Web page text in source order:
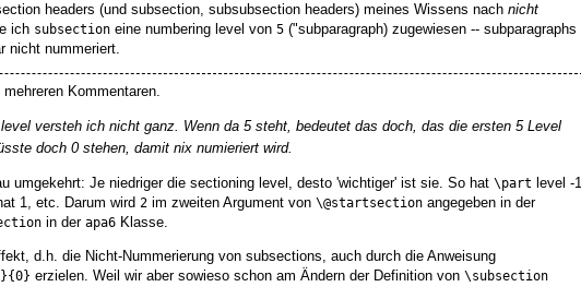
headers (und subsection, subsubsection headers) meines Wissens nach nicht
ich subsection eine numbering level von 5 ("subparagraph) zugewiesen -- subparagraphs
nicht nummeriert.
Kommentaren.
versteh ich nicht ganz. Wenn da 5 steht, bedeutet das doch, das die ersten 5 Level
doch 0 stehen, damit nix numieriert wird.
umgekehrt: Je niedriger die sectioning level, desto 'wichtiger' ist sie. So hat \part level -1,
1, etc. Darum wird 2 im zweiten Argument von \@startsection angegeben in der
in der apa6 Klasse.
d.h. die Nicht-Nummerierung von subsections, auch durch die Anweisung
erzielen. Weil wir aber sowieso schon am Ändern der Definition von \subsection